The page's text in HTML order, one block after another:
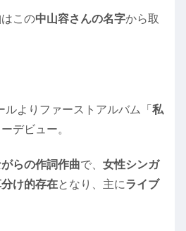
はこの中山容さんの名字から取
よりファーストアルバム「 私
デビュー。
らの作詞作曲で、 女性シンガ
け的存在となり、主にライブ